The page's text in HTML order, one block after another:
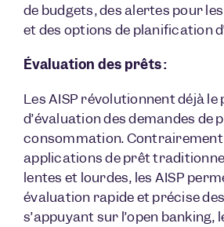
de budgets, des alertes pour
et des options de planification
Évaluation des prêts :
Les AISP révolutionnent déjà le
d’évaluation des demandes de
consommation.
applications de prêt
lentes et lourdes, les AISP
évaluation rapide et précise
s’appuyant sur l’open banking,